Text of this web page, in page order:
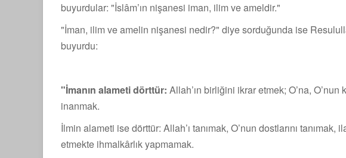
buyurdular: "İslâm’ın nişanesi iman, ilim ve ameldir."
"İman, ilim ve amelin nişanesi nedir?" diye sorduğunda ise
buyurdu:
"İmanın alameti dörttür: Allah’ın birliğini ikrar etmek; O’na,
inanmak.
İlmin alameti ise dörttür: Allah’ı tanımak, O’nun dostlarını tanımak,
etmekte ihmalkârlık yapmamak.